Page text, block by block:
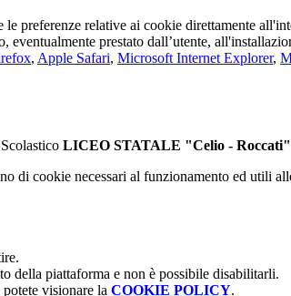
preferenze relative ai cookie direttamente
prestato dall’utente,
, Apple Safari, Microsoft Internet Explorer,
LICEO STATALE "Celio - Roccati"
di cookie necessari al funzionamento ed utili
della piattaforma e non è possibile disabilitarli.
visionare la COOKIE POLICY.